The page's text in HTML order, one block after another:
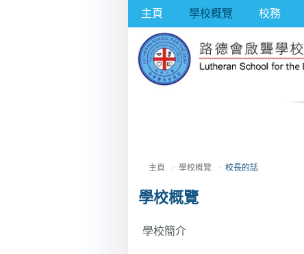
主頁 學校概覽 校務
主頁 學校概覽 校長的話
學校概覽
學校簡介